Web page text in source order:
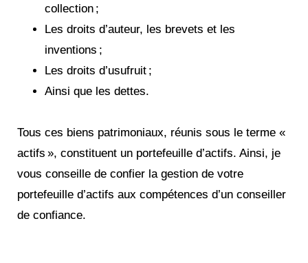
collection ;
Les droits d’auteur, les brevets et les
inventions ;
Les droits d’usufruit ;
Ainsi que les dettes.
Tous ces biens patrimoniaux, réunis sous le terme «
actifs », constituent un portefeuille d’actifs. Ainsi, je
vous conseille de confier la gestion de votre
portefeuille d’actifs aux compétences d’un conseiller
de confiance.